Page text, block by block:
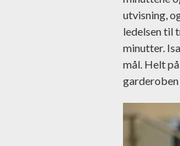
utvisning,
ledelsen til
minutter.
mål. Helt
garderoben